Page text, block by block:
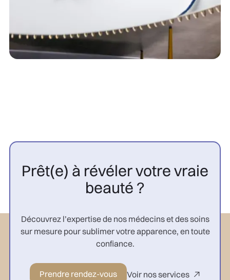
Prêt(e) à révéler votre vraie
beauté ?
Découvrez l’expertise de nos médecins et des soins
sur mesure pour sublimer votre apparence, en toute
confiance.
Prendre rendez-vous Voir nos services 